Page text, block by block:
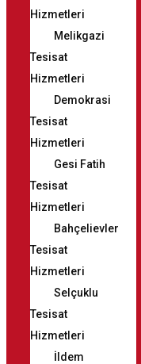
Hizmetleri
Melikgazi
Tesisat
Hizmetleri
Demokrasi
Tesisat
Hizmetleri
Gesi Fatih
Tesisat
Hizmetleri
Bahçelievler
Tesisat
Hizmetleri
Selçuklu
Tesisat
Hizmetleri
İldem